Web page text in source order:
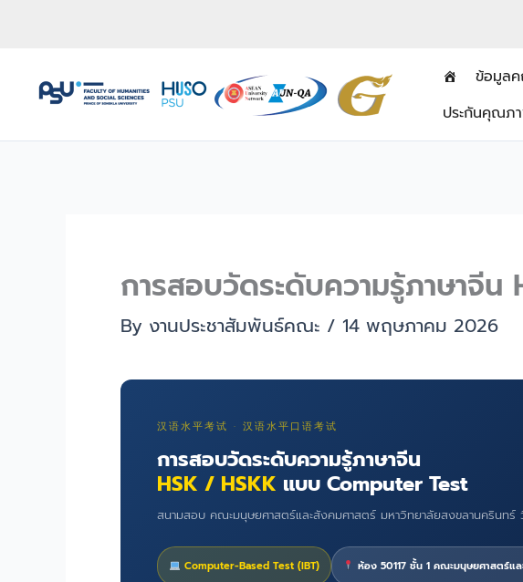
content
ข้อมูล
ประกันคุณภ
การสอบวัดระดับความรู้ภาษาจี
By งานประชาสัมพันธ์คณะ / 14 พฤษภาคม 2026
汉语水平考试 · 汉语水平口语考试
การสอบวัดระดับความรู้ภาษาจีน
HSK / HSKK แบบ Computer Test
สนามสอบ คณะมนุษยศาสตร์และสังคมศาสตร์ มหาวิทยาลัยสงขลานครินทร์
Computer-Based Test (IBT) ห้อง 50117 ชั้น 1 คณะมนุษยศาสตร์แ